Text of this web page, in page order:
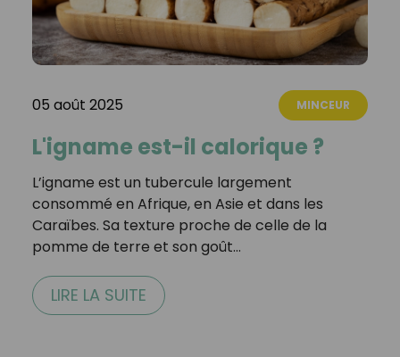
05 août 2025 MINCEUR
L'igname est-il calorique ?
L’igname est un tubercule largement
consommé en Afrique, en Asie et dans les
Caraïbes. Sa texture proche de celle de la
pomme de terre et son goût…
LIRE LA SUITE